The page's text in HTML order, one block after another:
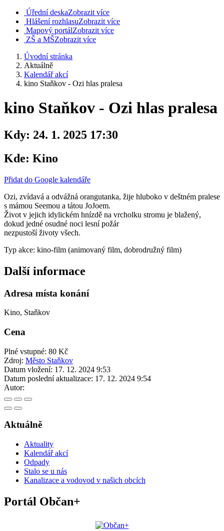
Úřední deskaZobrazit více
Hlášení rozhlasuZobrazit více
Mapový portálZobrazit více
ZŠ a MŠZobrazit více
Úvodní stránka
Aktuálně
Kalendář akcí
kino Staňkov - Ozi hlas pralesa
kino Staňkov - Ozi hlas pralesa
Kdy: 24. 1. 2025 17:30
Kde: Kino
Přidat do Google kalendáře
Ozi, zvídavá a odvážná orangutanka, žije hluboko v deštném pralese
s mámou Seemou a tátou JoJoem.
Život v jejich idylickém hnízdě na vrcholku stromu je blažený,
dokud jedné osudné noci lesní požár
nezpustoší životy všech.
Typ akce: kino-film (animovaný film, dobrodružný film)
Další informace
Adresa místa konání
Kino, Staňkov
Cena
Plné vstupné: 80 Kč
Zdroj: Město Staňkov
Datum vložení: 17. 12. 2024 9:53
Datum poslední aktualizace: 17. 12. 2024 9:54
Autor:
Aktuálně
Aktuality
Kalendář akcí
Odpady
Stalo se u nás
Kanalizace a vodovod v našich obcích
Portál Občan+